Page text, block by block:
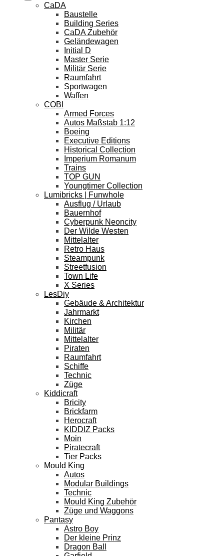
CaDA
Baustelle
Building Series
CaDA Zubehör
Geländewagen
Initial D
Master Serie
Militär Serie
Raumfahrt
Sportwagen
Waffen
COBI
Armed Forces
Autos Maßstab 1:12
Boeing
Executive Editions
Historical Collection
Imperium Romanum
Trains
TOP GUN
Youngtimer Collection
Lumibricks | Funwhole
Ausflug / Urlaub
Bauernhof
Cyberpunk Neoncity
Der Wilde Westen
Mittelalter
Retro Haus
Steampunk
Streetfusion
Town Life
X Series
LesDiy
Gebäude & Architektur
Jahrmarkt
Kirchen
Militär
Mittelalter
Piraten
Raumfahrt
Schiffe
Technic
Züge
Kiddicraft
Bricity
Brickfarm
Herocraft
KIDDIZ Packs
Moin
Piratecraft
Tier Packs
Mould King
Autos
Modular Buildings
Technic
Mould King Zubehör
Züge und Waggons
Pantasy
Astro Boy
Der kleine Prinz
Dragon Ball